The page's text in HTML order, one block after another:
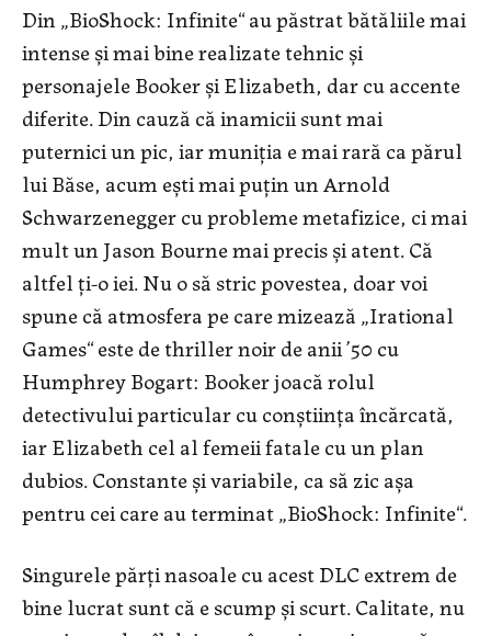
Din „BioShock: Infinite“ au păstrat bătăliile mai
intense și mai bine realizate tehnic și
personajele Booker și Elizabeth, dar cu accente
diferite. Din cauză că inamicii sunt mai
puternici un pic, iar muniția e mai rară ca părul
lui Băse, acum ești mai puțin un Arnold
Schwarzenegger cu probleme metafizice, ci mai
mult un Jason Bourne mai precis și atent. Că
altfel ți-o iei. Nu o să stric povestea, doar voi
spune că atmosfera pe care mizează „Irational
Games“ este de thriller noir de anii ’50 cu
Humphrey Bogart: Booker joacă rolul
detectivului particular cu conștiința încărcată,
iar Elizabeth cel al femeii fatale cu un plan
dubios. Constante și variabile, ca să zic așa
pentru cei care au terminat „BioShock: Infinite“.
Singurele părți nasoale cu acest DLC extrem de
bine lucrat sunt că e scump și scurt. Calitate, nu